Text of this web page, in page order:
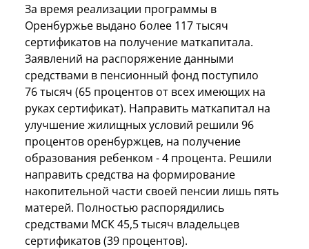
За время реализации программы в
Оренбуржье выдано более 117 тысяч
сертификатов на получение маткапитала.
Заявлений на распоряжение данными
средствами в пенсионный фонд поступило
76 тысяч (65 процентов от всех имеющих на
руках сертификат). Направить маткапитал на
улучшение жилищных условий решили 96
процентов оренбуржцев, на получение
образования ребенком - 4 процента. Решили
направить средства на формирование
накопительной части своей пенсии лишь пять
матерей. Полностью распорядились
средствами МСК 45,5 тысяч владельцев
сертификатов (39 процентов).